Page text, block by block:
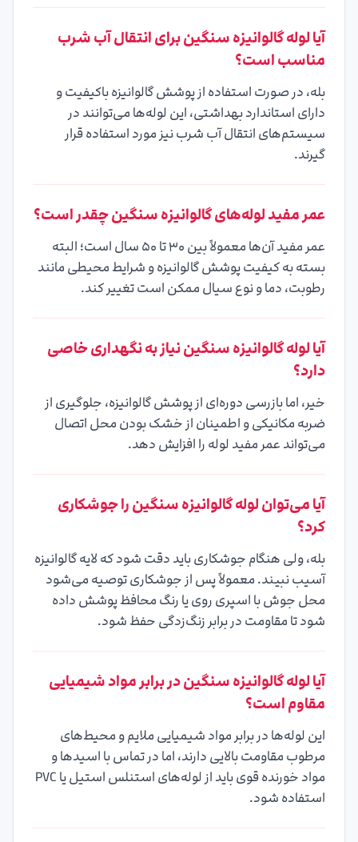
آیا لوله گالوانیزه سنگین برای انتقال آب شرب
مناسب است؟
بله، در صورت استفاده از پوشش گالوانیزه باکیفیت و
دارای استاندارد بهداشتی، این لوله‌ها می‌توانند در
سیستم‌های انتقال آب شرب نیز مورد استفاده قرار
گیرند.
عمر مفید لوله‌های گالوانیزه سنگین چقدر است؟
عمر مفید آن‌ها معمولاً بین ۳۰ تا ۵۰ سال است؛ البته
بسته به کیفیت پوشش گالوانیزه و شرایط محیطی مانند
رطوبت، دما و نوع سیال ممکن است تغییر کند.
آیا لوله گالوانیزه سنگین نیاز به نگهداری خاصی
دارد؟
خیر، اما بازرسی دوره‌ای از پوشش گالوانیزه، جلوگیری از
ضربه مکانیکی و اطمینان از خشک بودن محل اتصال
می‌تواند عمر مفید لوله را افزایش دهد.
آیا می‌توان لوله گالوانیزه سنگین را جوشکاری
کرد؟
بله، ولی هنگام جوشکاری باید دقت شود که لایه گالوانیزه
آسیب نبیند. معمولاً پس از جوشکاری توصیه می‌شود
محل جوش با اسپری روی یا رنگ محافظ پوشش داده
شود تا مقاومت در برابر زنگ‌زدگی حفظ شود.
آیا لوله گالوانیزه سنگین در برابر مواد شیمیایی
مقاوم است؟
این لوله‌ها در برابر مواد شیمیایی ملایم و محیط‌های
مرطوب مقاومت بالایی دارند، اما در تماس با اسیدها و
مواد خورنده قوی باید از لوله‌های استنلس استیل یا PVC
استفاده شود.